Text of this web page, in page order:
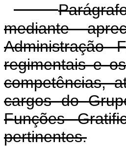
mediante
Administração
regimentais e
competências,
cargos do
Funções
pertinentes.